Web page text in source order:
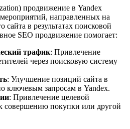
продвижение в Yandex
направленных на
в результатах поисковой
SEO продвижение помогает:
трафик: Привлечение
через поисковую систему
: Улучшение позиций сайта в
ключевым запросам в Yandex.
: Привлечение целевой
совершению покупки или другой